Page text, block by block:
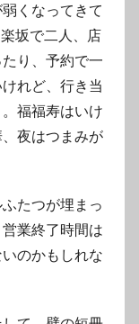
くなってきて
坂で二人、店
り、予約で一
れど、行き当
福福寿はいけ
夜はつまみが
たつが埋まっ
業終了時間は
のかもしれな